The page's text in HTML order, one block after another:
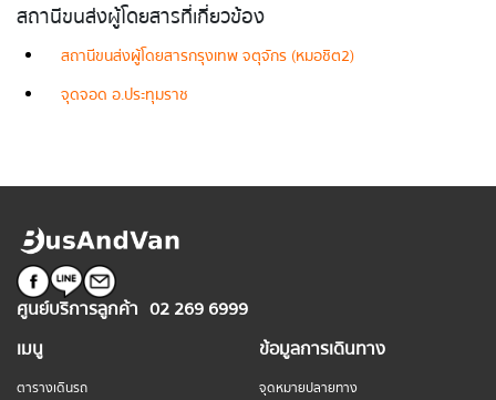
สถานีขนส่งผู้โดยสารที่เกี่ยวข้อง
สถานีขนส่งผู้โดยสารกรุงเทพ จตุจักร (หมอชิต2)
จุดจอด อ.ประทุมราช
ศูนย์บริการลูกค้า 02 269 6999
เมนู
ตารางเดินรถ
ข้อมูลการเดินทาง
จุดหมายปลายทาง